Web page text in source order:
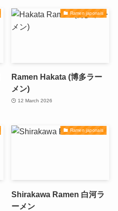
Ramen japonais
Ramen Hakata (博多ラー
メン)
12 March 2026
Ramen japonais
Shirakawa Ramen 白河ラ
ーメン